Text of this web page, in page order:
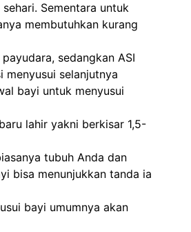
Sementara untuk
membutuhkan kurang
sedangkan ASI
selanjutnya
bayi untuk menyusui
lahir yakni berkisar 1,5-
tubuh Anda dan
bisa menunjukkan tanda ia
bayi umumnya akan